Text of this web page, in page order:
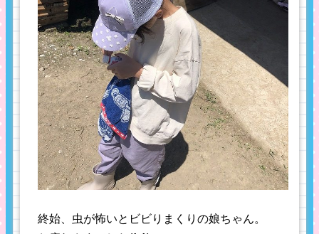
終始、虫が怖いとビビりまくりの娘ちゃん。